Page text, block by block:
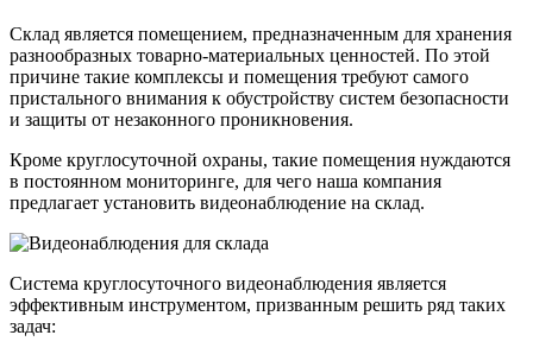
Склад является помещением, предназначенным для хранения
разнообразных товарно-материальных ценностей. По этой
причине такие комплексы и помещения требуют самого
пристального внимания к обустройству систем безопасности
и защиты от незаконного проникновения.
Кроме круглосуточной охраны, такие помещения нуждаются
в постоянном мониторинге, для чего наша компания
предлагает установить видеонаблюдение на склад.
Система круглосуточного видеонаблюдения является
эффективным инструментом, призванным решить ряд таких
задач: